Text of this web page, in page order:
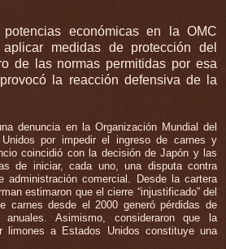
económicas en la OMC
medidas de protección del
de las normas permitidas por esa
la reacción defensiva de la
denuncia en la Organización Mundial del
por impedir el ingreso de carnes y
coincidió con la decisión de Japón y las
de iniciar, cada uno, una disputa contra
administración comercial. Desde la cartera
estimaron que el cierre “injustificado” del
carnes desde el 2000 generó pérdidas de
Asimismo, consideraron que la
limones a Estados Unidos constituye una